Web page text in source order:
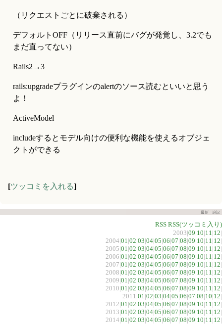
（リクエストごとに破棄される）
デフォルトOFF（リリース直前にバグが発覚し、3.2でも
まだ直ってない）
Rails2→3
rails:upgradeプラグインのalertのソース読むといいと思う
よ！
ActiveModel
includeするとモデル向けの便利な機能を使えるオブジェ
クトができる
[ツッコミを入れる]
最新 追記
RSS RSS(ツッコミ入り)
2003|09|10|11 |12|
2004|01 |02|03|04|05|06|07|08|09|10|11 |12|
2005|01 |02|03|04|05|06|07|08|09|10|11 |12|
2006|01 |02|03|04|05|06|07|08|09|10|11 |12|
2007|01 |02|03|04|05|06|07|08|09|10|11 |12|
2008|01 |02|03|04|05|06|07|08|09|10|11 |12|
2009|01 |02|03|04|05|06|07|08|09|10|11 |12|
2010|01 |02|03|04|05|06|07|08|09|10|11 |12|
2011|01 |02|03|04|05|06|07|08|10|12|
2012|01 |02|03|04|05|06|07|08|09|10|11 |12|
2013|01 |02|03|04|05|06|07|08|09|10|11 |12|
2014|01 |02|03|04|05|06|07|08|09|10|11 |12|